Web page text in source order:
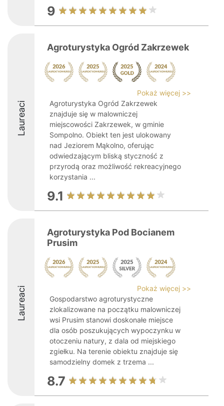
9
Laureaci
Agroturystyka Ogród Zakrzewek
Pokaż więcej >>
Agroturystyka Ogród Zakrzewek
znajduje się w malowniczej
miejscowości Zakrzewek, w gminie
Sompolno. Obiekt ten jest ulokowany
nad Jeziorem Mąkolno, oferując
odwiedzającym bliską styczność z
przyrodą oraz możliwość rekreacyjnego
korzystania ...
9.1
Laureaci
Agroturystyka Pod Bocianem
Prusim
Pokaż więcej >>
Gospodarstwo agroturystyczne
zlokalizowane na początku malowniczej
wsi Prusim stanowi doskonałe miejsce
dla osób poszukujących wypoczynku w
otoczeniu natury, z dala od miejskiego
zgiełku. Na terenie obiektu znajduje się
samodzielny domek z trzema ...
8.7